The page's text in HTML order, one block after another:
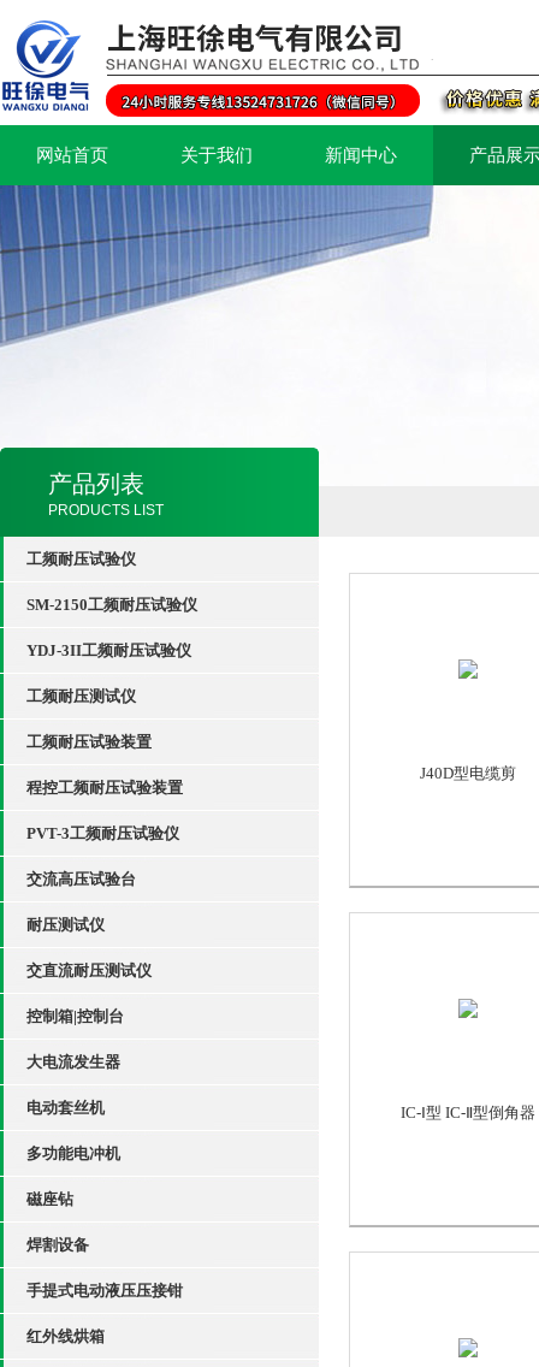
网站首页 关于我们 新闻中心 产品展
产品列表
PRODUCTS LIST
工频耐压试验仪
SM-2150工频耐压试验仪
YDJ-3II工频耐压试验仪
工频耐压测试仪
工频耐压试验装置
程控工频耐压试验装置
PVT-3工频耐压试验仪
交流高压试验台
耐压测试仪
交直流耐压测试仪
控制箱|控制台
大电流发生器
电动套丝机
多功能电冲机
磁座钻
焊割设备
手提式电动液压压接钳
红外线烘箱
J40D型电缆剪
IC-Ⅰ型 IC-Ⅱ型倒角器